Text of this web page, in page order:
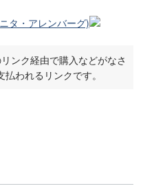
ンク経由で購入などがなさ
われるリンクです。